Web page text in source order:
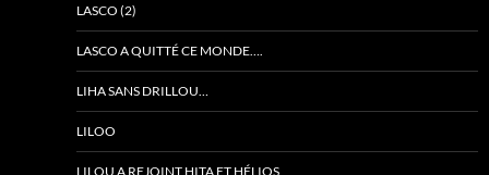
LASCO (2)
LASCO A QUITTÉ CE MONDE….
LIHA SANS DRILLOU…
LILOO
LILOU A REJOINT HITA ET HÉLIOS